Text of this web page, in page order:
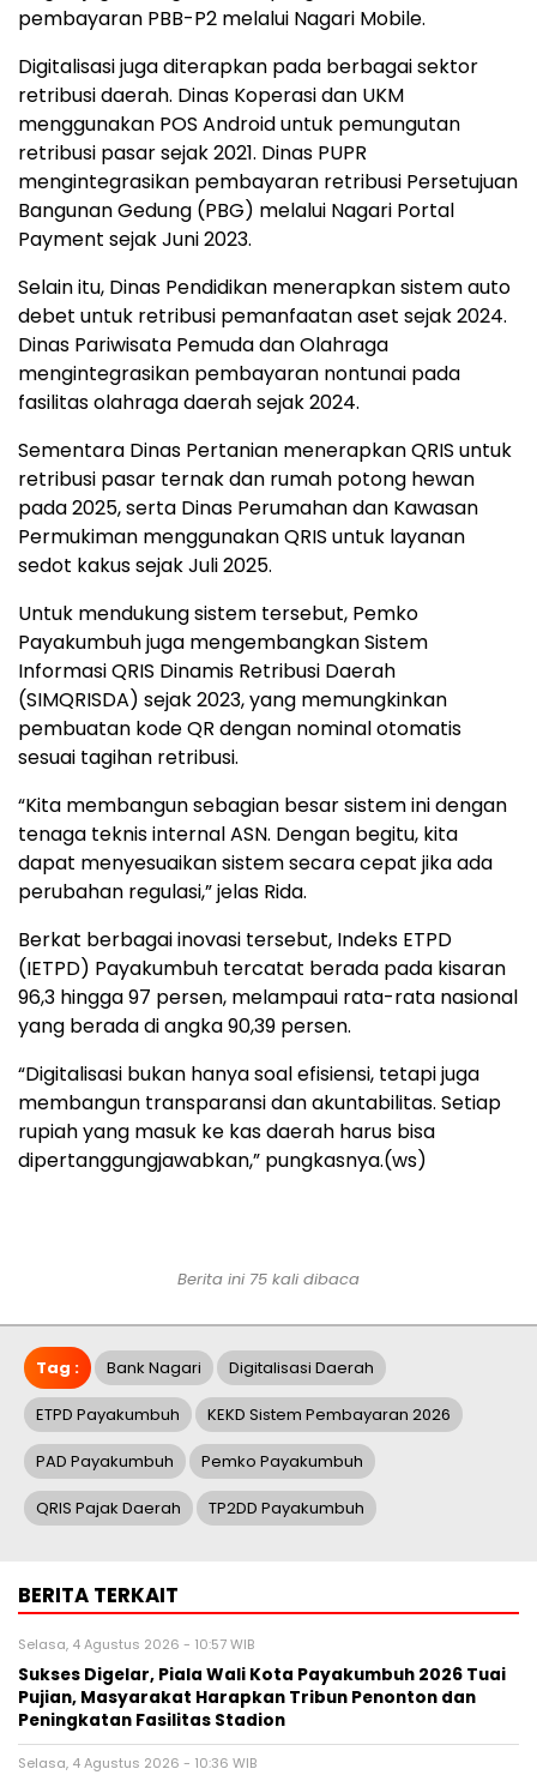
pembayaran PBB-P2 melalui Nagari Mobile.
Digitalisasi juga diterapkan pada berbagai sektor
retribusi daerah. Dinas Koperasi dan UKM
menggunakan POS Android untuk pemungutan
retribusi pasar sejak 2021. Dinas PUPR
mengintegrasikan pembayaran retribusi Persetujuan
Bangunan Gedung (PBG) melalui Nagari Portal
Payment sejak Juni 2023.
Selain itu, Dinas Pendidikan menerapkan sistem auto
debet untuk retribusi pemanfaatan aset sejak 2024.
Dinas Pariwisata Pemuda dan Olahraga
mengintegrasikan pembayaran nontunai pada
fasilitas olahraga daerah sejak 2024.
Sementara Dinas Pertanian menerapkan QRIS untuk
retribusi pasar ternak dan rumah potong hewan
pada 2025, serta Dinas Perumahan dan Kawasan
Permukiman menggunakan QRIS untuk layanan
sedot kakus sejak Juli 2025.
Untuk mendukung sistem tersebut, Pemko
Payakumbuh juga mengembangkan Sistem
Informasi QRIS Dinamis Retribusi Daerah
(SIMQRISDA) sejak 2023, yang memungkinkan
pembuatan kode QR dengan nominal otomatis
sesuai tagihan retribusi.
“Kita membangun sebagian besar sistem ini dengan
tenaga teknis internal ASN. Dengan begitu, kita
dapat menyesuaikan sistem secara cepat jika ada
perubahan regulasi,” jelas Rida.
Berkat berbagai inovasi tersebut, Indeks ETPD
(IETPD) Payakumbuh tercatat berada pada kisaran
96,3 hingga 97 persen, melampaui rata-rata nasional
yang berada di angka 90,39 persen.
“Digitalisasi bukan hanya soal efisiensi, tetapi juga
membangun transparansi dan akuntabilitas. Setiap
rupiah yang masuk ke kas daerah harus bisa
dipertanggungjawabkan,” pungkasnya.(ws)
Berita ini 75 kali dibaca
Tag : Bank Nagari Digitalisasi Daerah
ETPD Payakumbuh KEKD Sistem Pembayaran 2026
PAD Payakumbuh Pemko Payakumbuh
QRIS Pajak Daerah TP2DD Payakumbuh
BERITA TERKAIT
Selasa, 4 Agustus 2026 - 10:57 WIB
Sukses Digelar, Piala Wali Kota Payakumbuh 2026 Tuai
Pujian, Masyarakat Harapkan Tribun Penonton dan
Peningkatan Fasilitas Stadion
Selasa, 4 Agustus 2026 - 10:36 WIB